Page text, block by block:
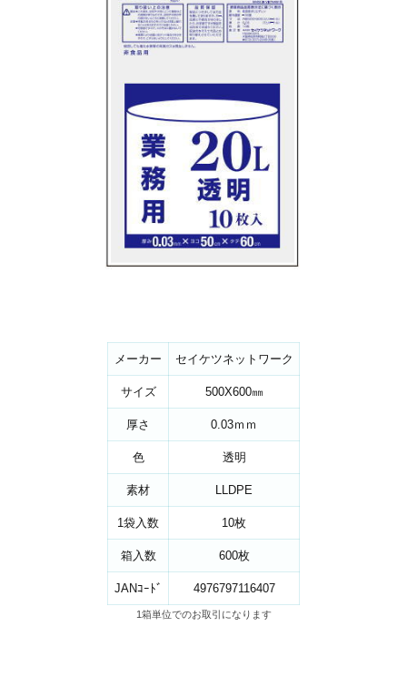
メーカー セイケツネットワーク
サイズ 500X600㎜
厚さ 0.03ｍｍ
色 透明
素材 LLDPE
1袋入数 10枚
箱入数 600枚
JANｺｰﾄﾞ 4976797116407
1箱単位でのお取引になります